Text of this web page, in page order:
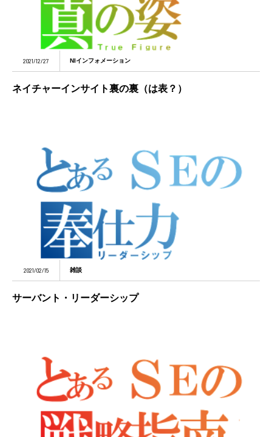
2021/12/27 NIインフォメーション
ネイチャーインサイト裏の裏（は表？）
2021/02/15 雑談
サーバント・リーダーシップ